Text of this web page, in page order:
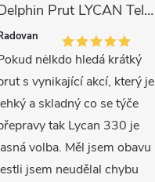
Delphin Prut LYCAN TeleFEEDER + 3 špičky 3 m, 80 g
nėlkdo hledá krátký
s vynikající akcí, který je
a skladný co se týče
tak Lycan 330 je
volba. Měl jsem obavu
jsem neudělal chybu